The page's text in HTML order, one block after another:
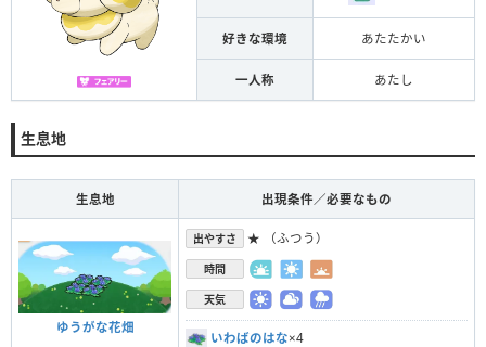
好きな環境 あたたかい
一人称 あたし
生息地
生息地 出現条件／必要なもの
ゆうがな花畑
出やすさ ★ （ふつう）
時間
天気
いわばのはな×4